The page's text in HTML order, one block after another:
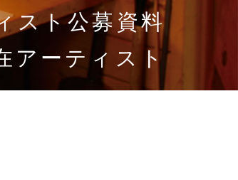
スト公募資料
アーティスト